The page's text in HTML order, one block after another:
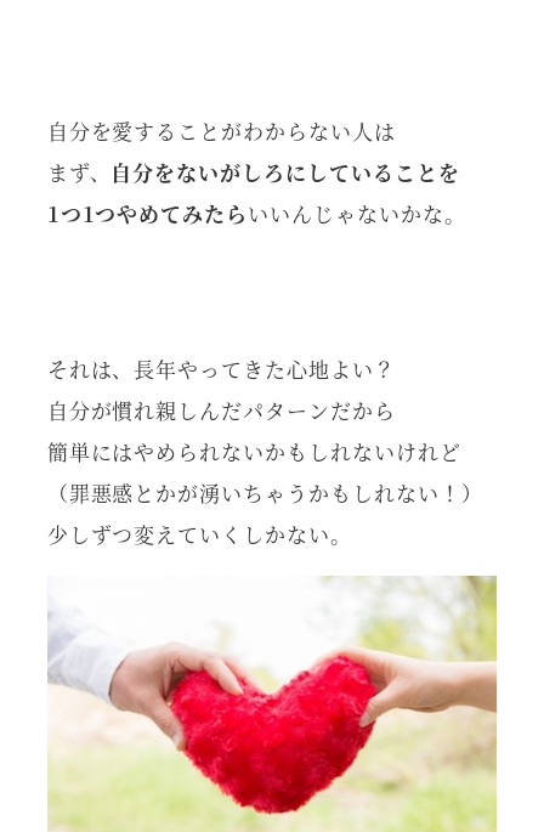
自分を愛することがわからない人は
まず、 自分をないがしろにしていることを
1つ1つやめてみたらいいんじゃないかな。
それは、長年やってきた心地よい？
自分が慣れ親しんだパターンだから
簡単にはやめられないかもしれないけれど
（罪悪感とかが湧いちゃうかもしれない！）
少しずつ変えていくしかない。